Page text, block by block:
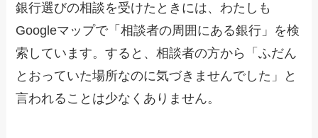
銀行選びの相談を受けたときには、わたしも
Googleマップで「相談者の周囲にある銀行」を検
索しています。すると、相談者の方から「ふだん
とおっていた場所なのに気づきませんでした」と
言われることは少なくありません。